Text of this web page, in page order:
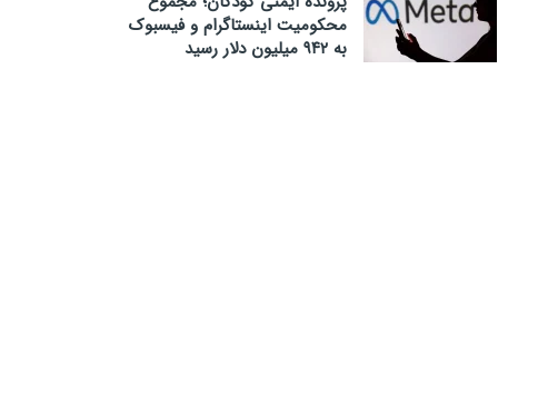
محکومیت اینستاگرام و فیسبوک
به ۹۴۲ میلیون دلار رسید